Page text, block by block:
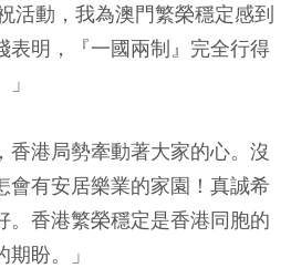
活動，我為澳門繁榮穩定感到
表明，『一國兩制』完全行得
香港局勢牽動著大家的心。沒
會有安居樂業的家園！真誠希
。香港繁榮穩定是香港同胞的
盼。」